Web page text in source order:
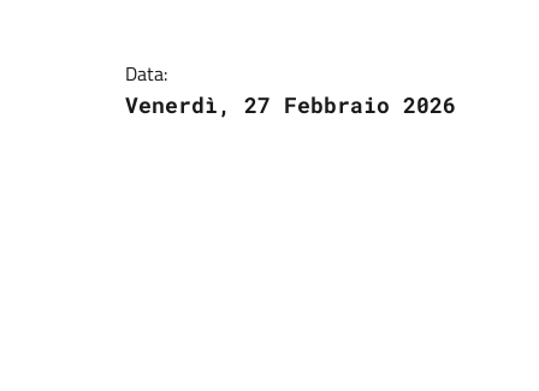
Data:
Venerdì, 27 Febbraio 2026